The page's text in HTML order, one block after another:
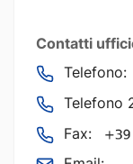
Contatti
Telefono:
Telefono
Fax: